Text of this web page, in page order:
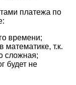
платежа по
времени;
математике, т.к.
сложная;
будет не